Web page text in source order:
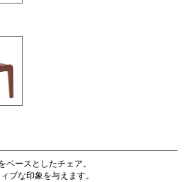
ースとしたチェア。
ブな印象を与えます。